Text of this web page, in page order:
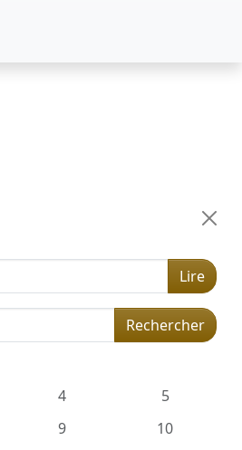
Lire
Rechercher
4
5
9
10